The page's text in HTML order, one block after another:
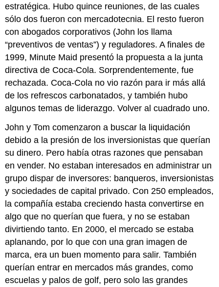
estratégica. Hubo quince reuniones, de las cuales
sólo dos fueron con mercadotecnia. El resto fueron
con abogados corporativos (John los llama
“preventivos de ventas”) y reguladores. A finales de
1999, Minute Maid presentó la propuesta a la junta
directiva de Coca-Cola. Sorprendentemente, fue
rechazada. Coca-Cola no vio razón para ir más allá
de los refrescos carbonatados, y también hubo
algunos temas de liderazgo. Volver al cuadrado uno.
John y Tom comenzaron a buscar la liquidación
debido a la presión de los inversionistas que querían
su dinero. Pero había otras razones que pensaban
en vender. No estaban interesados en administrar un
grupo dispar de inversores: banqueros, inversionistas
y sociedades de capital privado. Con 250 empleados,
la compañía estaba creciendo hasta convertirse en
algo que no querían que fuera, y no se estaban
divirtiendo tanto. En 2000, el mercado se estaba
aplanando, por lo que con una gran imagen de
marca, era un buen momento para salir. También
querían entrar en mercados más grandes, como
escuelas y palos de golf, pero solo las grandes